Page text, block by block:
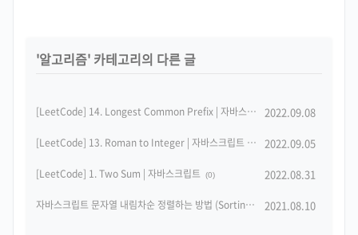
'알고리즘' 카테고리의 다른 글
[LeetCode] 14. Longest Common Prefix | 자바스크립트 (0)
2022.09.08
[LeetCode] 13. Roman to Integer | 자바스크립트 (0) 2022.09.05
[LeetCode] 1. Two Sum | 자바스크립트 (0) 2022.08.31
자바스크립트 문자열 내림차순 정렬하는 방법 (Sorting strings in descending order in Javascript) 2021.08.10